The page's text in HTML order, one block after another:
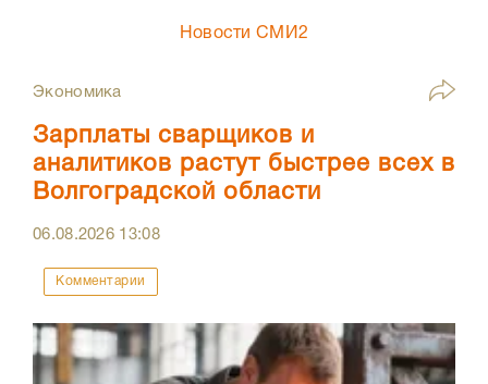
Новости СМИ2
Экономика
Зарплаты сварщиков и
аналитиков растут быстрее всех в
Волгоградской области
06.08.2026 13:08
Комментарии